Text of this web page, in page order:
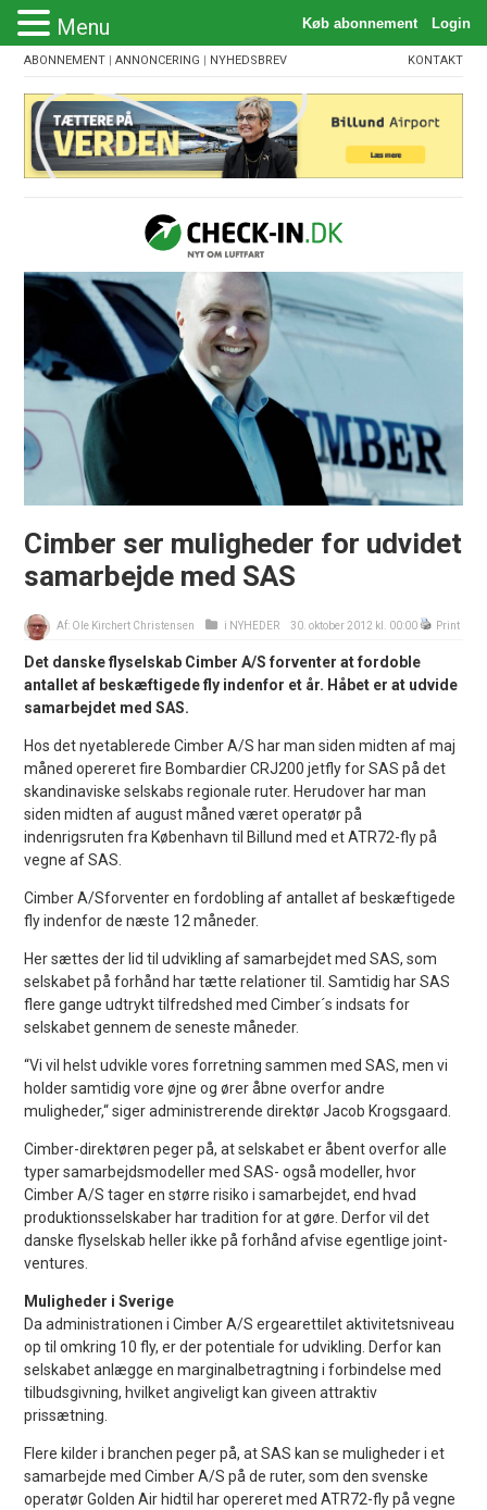
ABONNEMENT |ANNONCERING | NYHEDSBREV KONTAKT
Cimber ser muligheder for udvidet
samarbejde med SAS
Af: Ole Kirchert Christensen i NYHEDER 30. oktober 2012 kl. 00:00 Print
Det danske flyselskab Cimber A/S forventer at fordoble
antallet af beskæftigede fly indenfor et år. Håbet er at udvide
samarbejdet med SAS.
Hos det nyetablerede Cimber A/S har man siden midten af maj
måned opereret fire Bombardier CRJ200 jetfly for SAS på det
skandinaviske selskabs regionale ruter. Herudover har man
siden midten af august måned været operatør på
indenrigsruten fra København til Billund med et ATR72-fly på
vegne af SAS.
Cimber A/Sforventer en fordobling af antallet af beskæftigede
fly indenfor de næste 12 måneder.
Her sættes der lid til udvikling af samarbejdet med SAS, som
selskabet på forhånd har tætte relationer til. Samtidig har SAS
flere gange udtrykt tilfredshed med Cimber´s indsats for
selskabet gennem de seneste måneder.
“Vi vil helst udvikle vores forretning sammen med SAS, men vi
holder samtidig vore øjne og ører åbne overfor andre
muligheder,“ siger administrerende direktør Jacob Krogsgaard.
Cimber-direktøren peger på, at selskabet er åbent overfor alle
typer samarbejdsmodeller med SAS- også modeller, hvor
Cimber A/S tager en større risiko i samarbejdet, end hvad
produktionsselskaber har tradition for at gøre. Derfor vil det
danske flyselskab heller ikke på forhånd afvise egentlige joint-
ventures.
Muligheder i Sverige
Da administrationen i Cimber A/S ergearettilet aktivitetsniveau
op til omkring 10 fly, er der potentiale for udvikling. Derfor kan
selskabet anlægge en marginalbetragtning i forbindelse med
tilbudsgivning, hvilket angiveligt kan giveen attraktiv
prissætning.
Flere kilder i branchen peger på, at SAS kan se muligheder i et
samarbejde med Cimber A/S på de ruter, som den svenske
operatør Golden Air hidtil har opereret med ATR72-fly på vegne
Menu